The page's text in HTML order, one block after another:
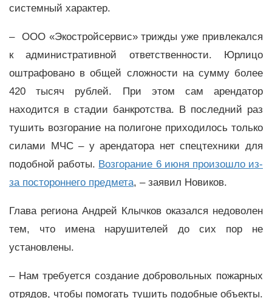
системный характер.
– ООО «Экостройсервис» трижды уже привлекался
к административной ответственности. Юрлицо
оштрафовано в общей сложности на сумму более
420 тысяч рублей. При этом сам арендатор
находится в стадии банкротства. В последний раз
тушить возгорание на полигоне приходилось только
силами МЧС – у арендатора нет спецтехники для
подобной работы. Возгорание 6 июня произошло из-
за постороннего предмета, – заявил Новиков.
Глава региона Андрей Клычков оказался недоволен
тем, что имена нарушителей до сих пор не
установлены.
– Нам требуется создание добровольных пожарных
отрядов, чтобы помогать тушить подобные объекты.